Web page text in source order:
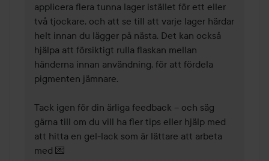
applicera flera tunna lager istället för ett eller
två tjockare, och att se till att varje lager härdar
helt innan du lägger på nästa. Det kan också
hjälpa att försiktigt rulla flaskan mellan
händerna innan användning, för att fördela
pigmenten jämnare.
Tack igen för din ärliga feedback – och säg
gärna till om du vill ha fler tips eller hjälp med
att hitta en gel-lack som är lättare att arbeta
med 💌